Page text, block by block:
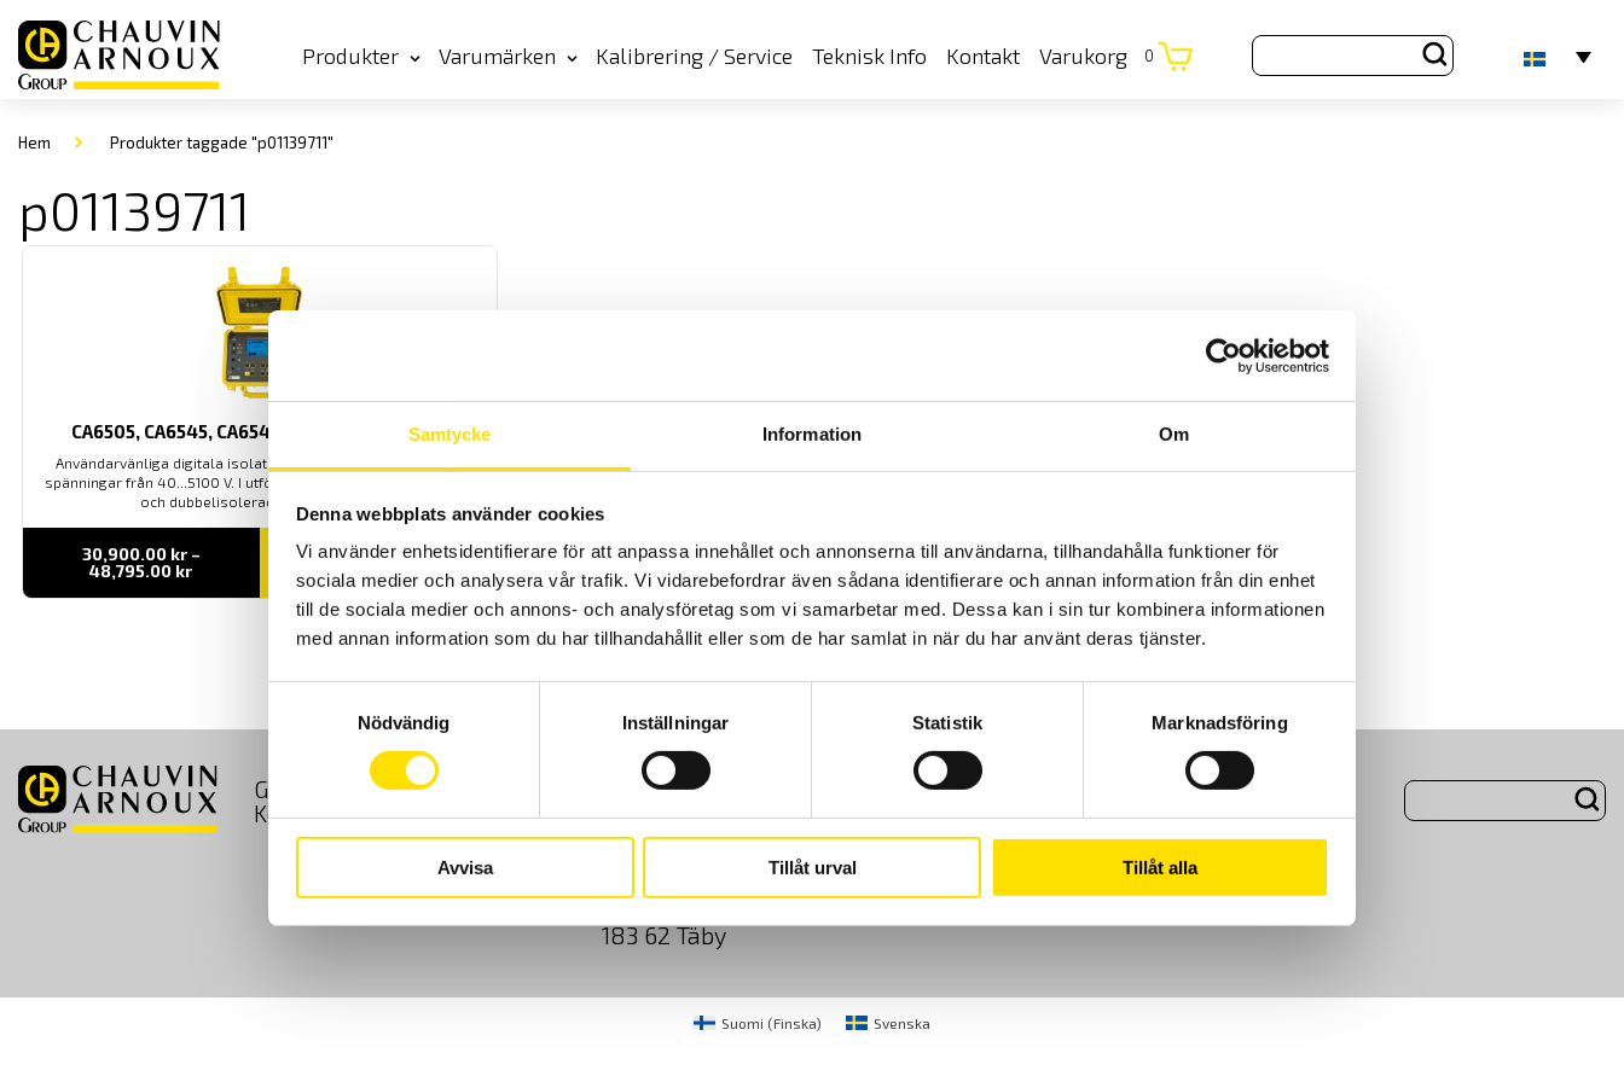
Samtycke Information Om
Denna webbplats använder cookies
Vi använder enhetsidentifierare för att anpassa innehållet och annonserna till användarna, tillhandahålla funktioner för
sociala medier och analysera vår trafik. Vi vidarebefordrar även sådana identifierare och annan information från din enhet
till de sociala medier och annons- och analysföretag som vi samarbetar med. Dessa kan i sin tur kombinera informationen
med annan information som du har tillhandahållit eller som de har samlat in när du har använt deras tjänster.
Nödvändig
Inställningar Statistik Marknadsföring
Avvisa Tillåt urval Tillåt alla
Produkter Varumärken Kalibrering / Service Teknisk Info Kontakt Varukorg 0
Hem Produkter taggade "p01139711"
p01139711
CA6505, CA6545, CA6547 & CA6549 40…5 kV
Användarvänliga digitala isolationsprovare med inställbara
spänningar från 40...5100 V. I utförande med regntålig kapsling
och dubbelisolerade silikonkablar.
30,900.00 kr –
48,795.00 krPrisintervall:
30,900.00 kr
till
LÄS MER
GDPR Köpvillkor Cookies Kundundersökning
Om Oss
Kontakt
Sjöflygvägen 35
183 62 Täby
08-50 52 68 00
info@camatsystem.com
Suomi (Finska) Svenska